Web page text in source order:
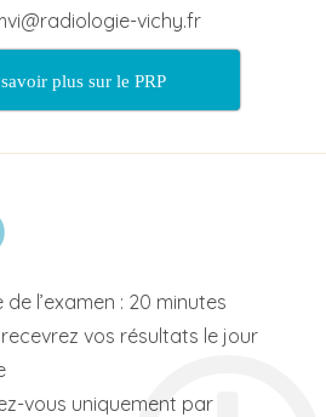
vichy.fr
plus sur le PRP
de l’examen : 20 minutes
vos résultats le jour
vous uniquement par